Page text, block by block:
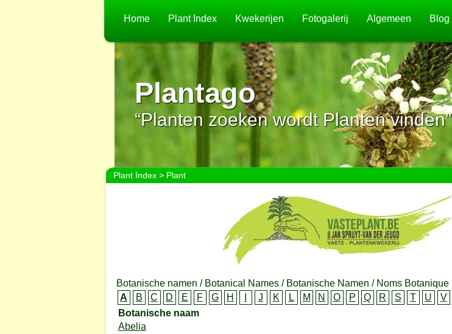
Home Plant Index Kwekerijen Fotogalerij Algemeen Blog
Plantago
“Planten zoeken wordt Planten vinden”
Plant Index> Plant
Botanische namen / Botanical Names / Botanische Namen / Noms Botanique
A
B C D E F G H J K L M N O P Q R S T U V
Botanische naam
Abelia